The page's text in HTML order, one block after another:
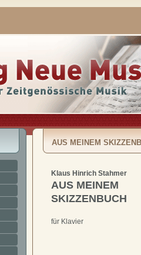
AUS MEINEM
Klaus Hinrich Stahmer
AUS MEINEM
SKIZZENBUCH
für Klavier